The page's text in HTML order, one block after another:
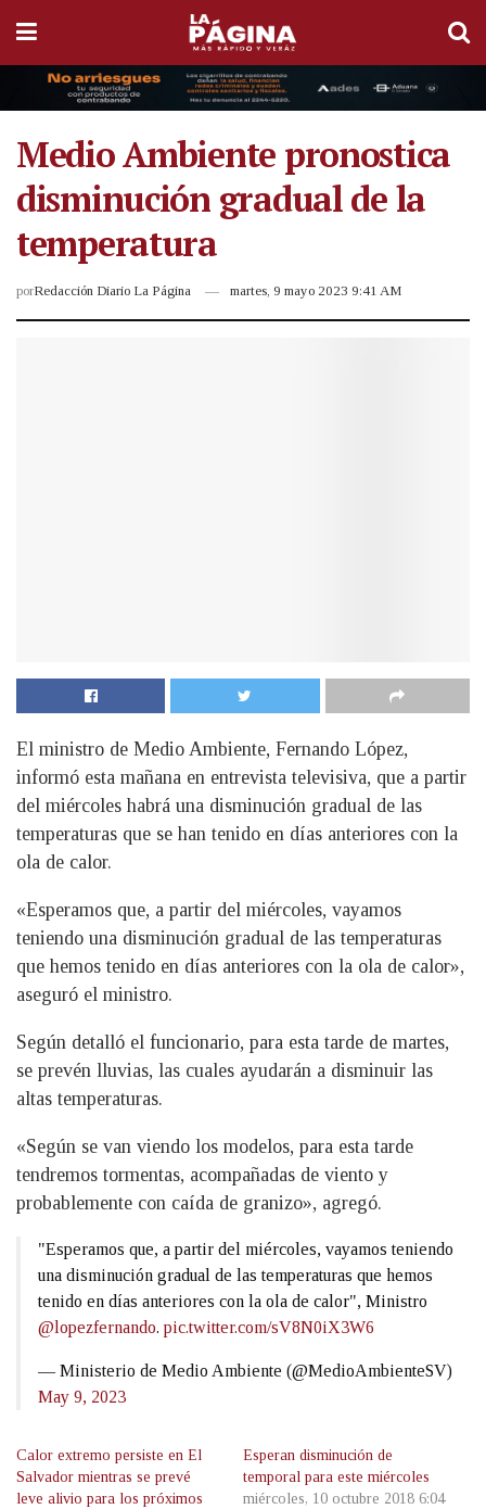
Medio Ambiente pronostica
disminución gradual de la
temperatura
porRedacción Diario La Página martes, 9 mayo 2023 9:41 AM
El ministro de Medio Ambiente, Fernando López,
informó esta mañana en entrevista televisiva, que a partir
del miércoles habrá una disminución gradual de las
temperaturas que se han tenido en días anteriores con la
ola de calor.
«Esperamos que, a partir del miércoles, vayamos
teniendo una disminución gradual de las temperaturas
que hemos tenido en días anteriores con la ola de calor»,
aseguró el ministro.
Según detalló el funcionario, para esta tarde de martes,
se prevén lluvias, las cuales ayudarán a disminuir las
altas temperaturas.
«Según se van viendo los modelos, para esta tarde
tendremos tormentas, acompañadas de viento y
probablemente con caída de granizo», agregó.
"Esperamos que, a partir del miércoles, vayamos teniendo
una disminución gradual de las temperaturas que hemos
tenido en días anteriores con la ola de calor", Ministro
@lopezfernando. pic.twitter.com/sV8N0iX3W6
— Ministerio de Medio Ambiente (@MedioAmbienteSV)
May 9, 2023
Calor extremo persiste en El
Salvador mientras se prevé
leve alivio para los próximos
Esperan disminución de
temporal para este miércoles
miércoles, 10 octubre 2018 6:04